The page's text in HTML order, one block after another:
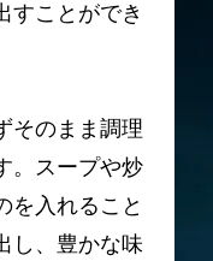
すことができ
そのまま調理
。スープや炒
を入れること
し、豊かな味